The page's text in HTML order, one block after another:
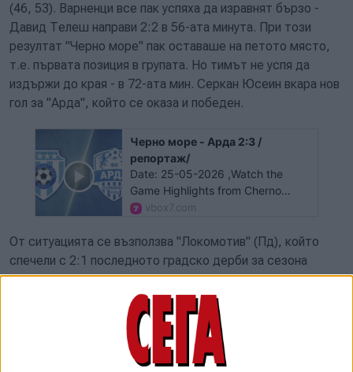
(46, 53). Варненци все пак успяха да изравнят бързо -
Давид Телеш направи 2:2 в 56-ата минута. При този
резултат "Черно море" пак оставаше на петото място,
т.е. първата позиция в групата. Но тимът не успя да
издържи до края - в 72-ата мин. Серкан Юсеин вкара нов
гол за "Арда", който се оказа и победен.
Черно море - Арда 2:3 /
репортаж/
Date: 25-05-2026 ,Watch the
Game Highlights from Cherno
More vs. Arda, 05/25/2026,
25/26, Action: , TeamA: Cherno
More, TeamB: Arda, TeamAction: ,
Half: , PlayerName: , ClockTime: ,
vbox7.com
От ситуацията се възползва "Локомотив" (Пд), който
спечели с 2:1 последното градско дерби за сезона
срещу "Ботев". Двата гола за успеха вкара
нидерландецът Жоел Цварц - в 21-ата и 54-ата мин.
Между тях за "Ботев" се разписа Никола Илиев от пряк
свободен удар в 34-ата мин.